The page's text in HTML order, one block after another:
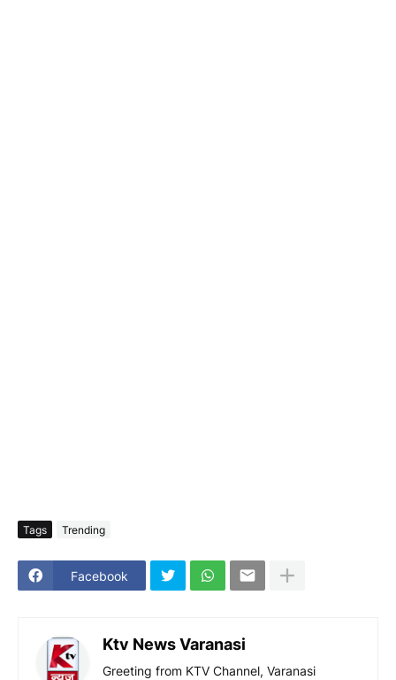
Tags Trending
Facebook
Ktv News Varanasi
Greeting from KTV Channel, Varanasi